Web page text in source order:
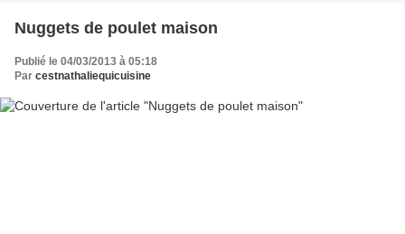
Nuggets de poulet maison
Publié le 04/03/2013 à 05:18
Par cestnathaliequicuisine